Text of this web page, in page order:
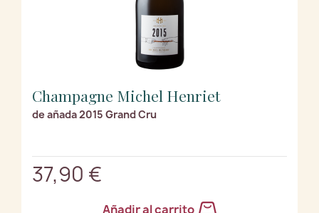
Champagne Michel Henriet
de añada 2015 Grand Cru
37,90 €
Añadir al carrito